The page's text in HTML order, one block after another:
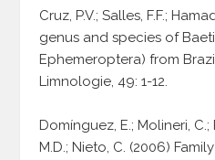
Cruz, P.V.; Salles, F.F.;
genus and species of
Ephemeroptera) from
Limnologie, 49: 1-12.
Domínguez, E.; Molineri,
M.D.; Nieto, C. (2006)